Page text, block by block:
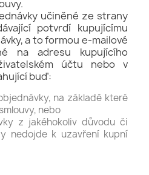
učiněné ze strany
potvrdí kupujícímu
a to formou e-mailové
na adresu kupujícího
účtu nebo v
buď:
na základě které
nebo
z jakéhokoliv důvodu či
nedojde k uzavření kupní